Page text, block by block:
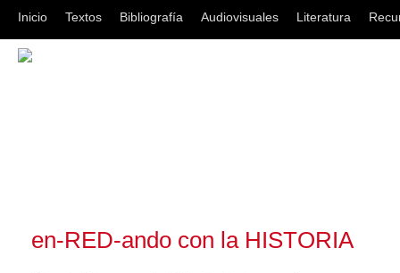
Inicio Textos Bibliografía Audiovisuales Literatura
en-RED-ando con la HISTORIA